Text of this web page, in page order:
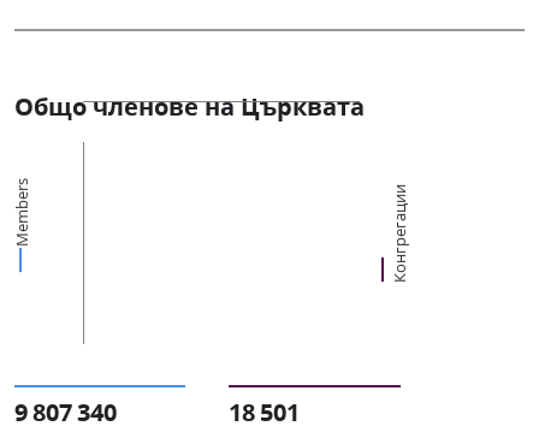
Общо членове на Църквата
Members Конгрегации
9 807 340 18 501